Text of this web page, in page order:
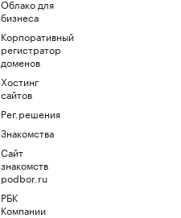
Облако для
бизнеса
Корпоративный
регистратор
доменов
Хостинг
сайтов
Рег.решения
Знакомства
Сайт
знакомств
podbor.ru
РБК
Компании